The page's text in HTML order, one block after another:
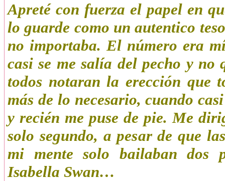
Apreté con fuerza el papel en
lo guarde como un autentico
no importaba. El número era
casi se me salía del pecho y
todos notaran la erección que
más de lo necesario, cuando
y recién me puse de pie. Me
solo segundo, a pesar de que
mi mente solo bailaban dos
Isabella Swan…